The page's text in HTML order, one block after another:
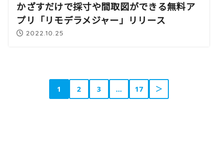
かざすだけで採寸や間取図ができる無料ア
プリ「リモデラメジャー」リリース
2022.10.25
1 2 3 … 17 ＞